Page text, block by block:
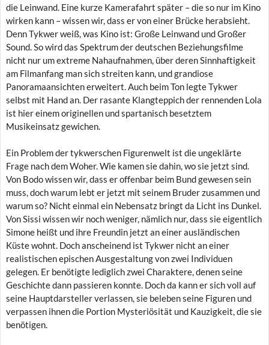
die Leinwand. Eine kurze Kamerafahrt später – die so nur im Kino
wirken kann – wissen wir, dass er von einer Brücke herabsieht.
Denn Tykwer weiß, was Kino ist: Große Leinwand und Großer
Sound. So wird das Spektrum der deutschen Beziehungsfilme
nicht nur um extreme Nahaufnahmen, über deren Sinnhaftigkeit
am Filmanfang man sich streiten kann, und grandiose
Panoramaansichten erweitert. Auch beim Ton legte Tykwer
selbst mit Hand an. Der rasante Klangteppich der rennenden Lola
ist hier einem originellen und spartanisch besetztem
Musikeinsatz gewichen.
Ein Problem der tykwerschen Figurenwelt ist die ungeklärte
Frage nach dem Woher. Wie kamen sie dahin, wo sie jetzt sind.
Von Bodo wissen wir, dass er offenbar beim Bund gewesen sein
muss, doch warum lebt er jetzt mit seinem Bruder zusammen und
warum so? Nicht einmal ein Nebensatz bringt da Licht ins Dunkel.
Von Sissi wissen wir noch weniger, nämlich nur, dass sie eigentlich
Simone heißt und ihre Freundin jetzt an einer ausländischen
Küste wohnt. Doch anscheinend ist Tykwer nicht an einer
realistischen epischen Ausgestaltung von zwei Individuen
gelegen. Er benötigte lediglich zwei Charaktere, denen seine
Geschichte dann passieren konnte. Doch da kann er sich voll auf
seine Hauptdarsteller verlassen, sie beleben seine Figuren und
verpassen ihnen die Portion Mysteriösität und Kauzigkeit, die sie
benötigen.